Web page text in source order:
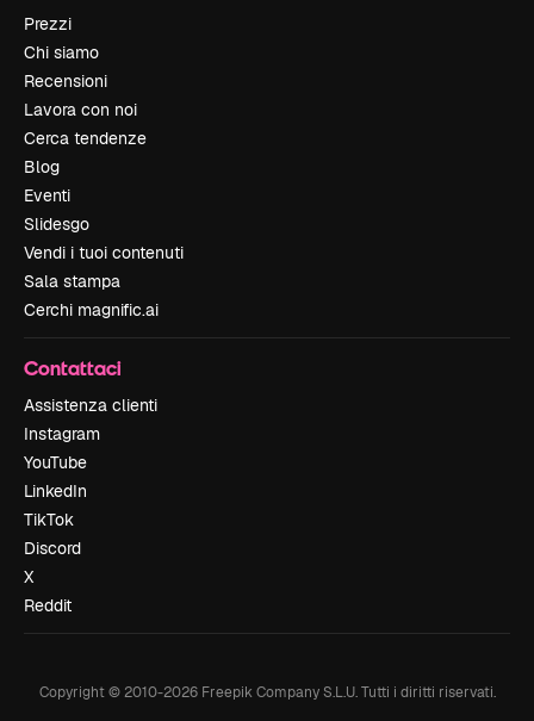
Prezzi
Chi siamo
Recensioni
Lavora con noi
Cerca tendenze
Blog
Eventi
Slidesgo
Vendi i tuoi contenuti
Sala stampa
Cerchi magnific.ai
Contattaci
Assistenza clienti
Instagram
YouTube
LinkedIn
TikTok
Discord
X
Reddit
Copyright © 2010-2026Freepik Company S.L.U. Tutti i diritti riservati.